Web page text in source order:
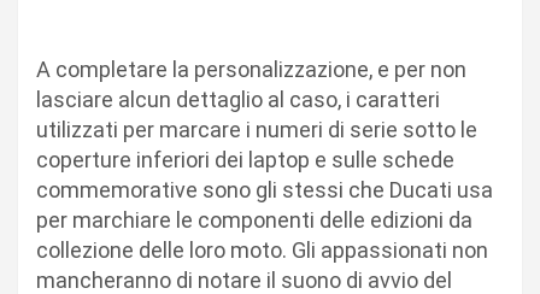
A completare la personalizzazione, e per non
lasciare alcun dettaglio al caso, i caratteri
utilizzati per marcare i numeri di serie sotto le
coperture inferiori dei laptop e sulle schede
commemorative sono gli stessi che Ducati usa
per marchiare le componenti delle edizioni da
collezione delle loro moto. Gli appassionati non
mancheranno di notare il suono di avvio del